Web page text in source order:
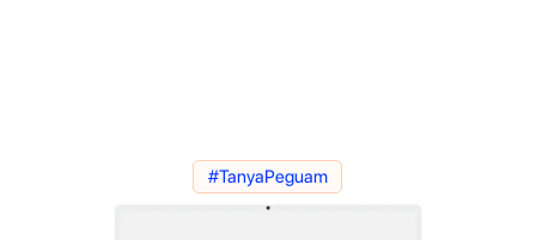
#TanyaPeguam